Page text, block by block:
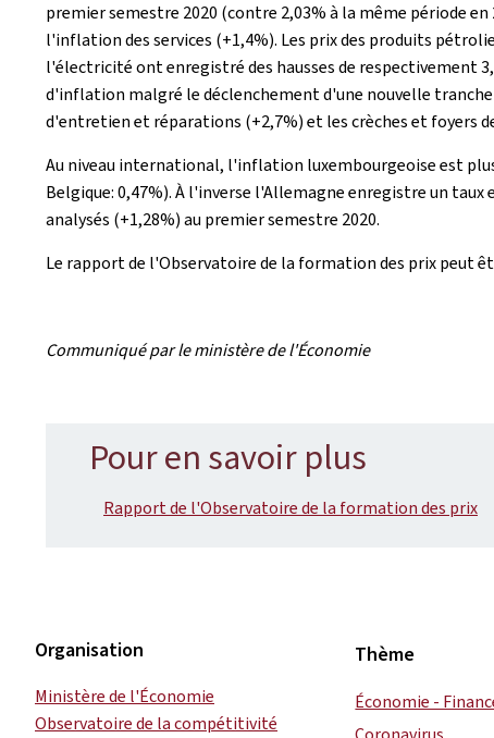
premier semestre 2020 (contre 2,03% à la même période
l'inflation des services (+1,4%). Les prix des produits
l'électricité ont enregistré des hausses de respectivement
d'inflation malgré le déclenchement d'une nouvelle tranche
d'entretien et réparations (+2,7%) et les crèches et foyers
Au niveau international, l'inflation luxembourgeoise est plus
Belgique: 0,47%). À l'inverse l'Allemagne enregistre un
analysés (+1,28%) au premier semestre 2020.
Le rapport de l'Observatoire de la formation des prix peut
Communiqué par le ministère de l'Économie
Pour en savoir plus
Rapport de l'Observatoire de la formation des prix
Organisation
Ministère de l'Économie
Observatoire de la compétitivité
Thème
Économie -